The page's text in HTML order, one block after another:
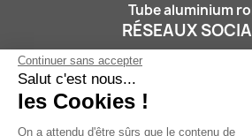
Continuer sans accepter
Salut c'est nous...
les Cookies !
On a attendu d'être sûrs que le contenu de
Tube aluminium
RÉSEAUX